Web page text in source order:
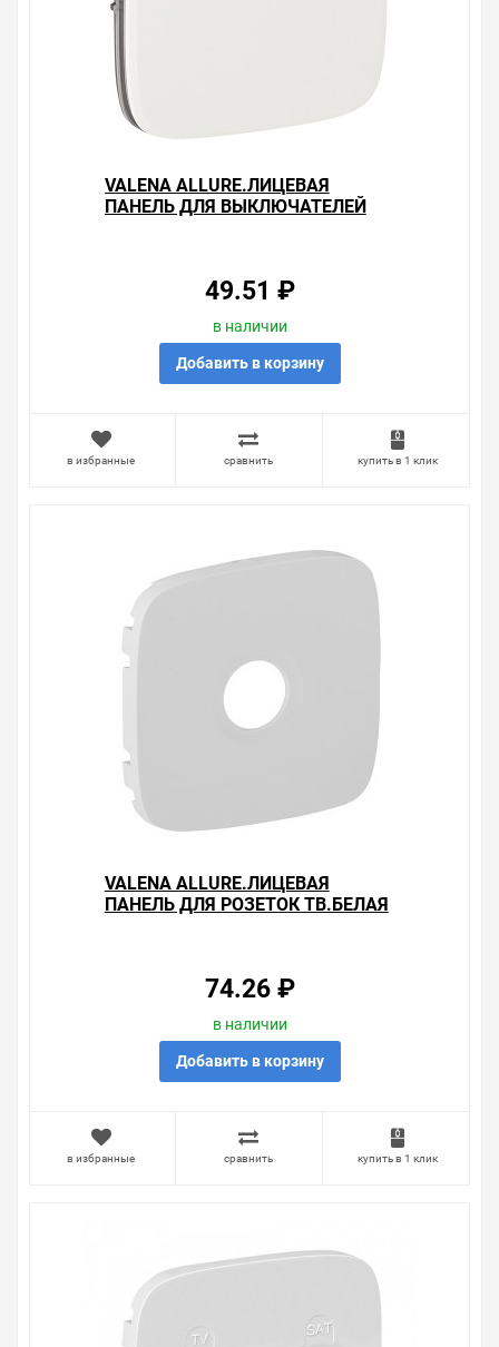
VALENA ALLURE.ЛИЦЕВАЯ
ПАНЕЛЬ ДЛЯ ВЫКЛЮЧАТЕЛЕЙ
49.51 ₽
в наличии
Добавить в корзину
в избранные сравнить купить в 1 клик
VALENA ALLURE.ЛИЦЕВАЯ
ПАНЕЛЬ ДЛЯ РОЗЕТОК ТВ.БЕЛАЯ
74.26 ₽
в наличии
Добавить в корзину
в избранные сравнить купить в 1 клик